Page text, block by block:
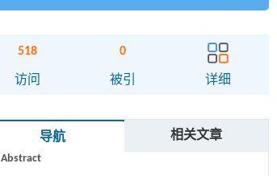
518
访问
0
被引 详细
导航 相关文章
Abstract